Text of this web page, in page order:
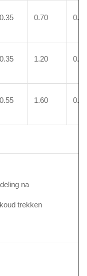
0.35 0.70
0.35 1.20
0.55 1.60
na
trekken